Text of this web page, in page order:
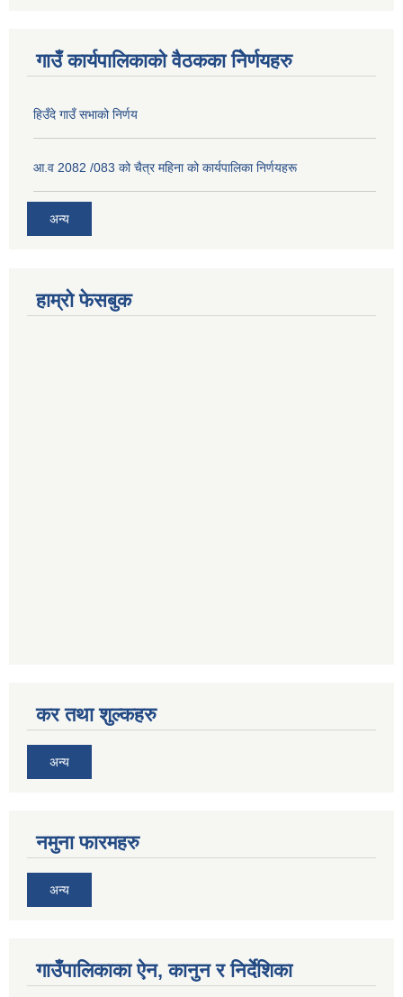
गाउँ कार्यपालिकाको वैठकका निेर्णयहरु
हिउँदे गाउँ सभाको निर्णय
आ.व 2082 /083 को चैत्र महिना को कार्यपालिका निर्णयहरू
अन्य
हाम्रो फेसबुक
कर तथा शुल्कहरु
अन्य
नमुना फारमहरु
अन्य
गाउँपालिकाका ऐन, कानुन र निर्देशिका